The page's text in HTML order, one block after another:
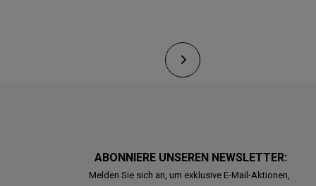
ABONNIERE UNSEREN NEWSLETTER:
Melden Sie sich an, um exklusive E-Mail-Aktionen,